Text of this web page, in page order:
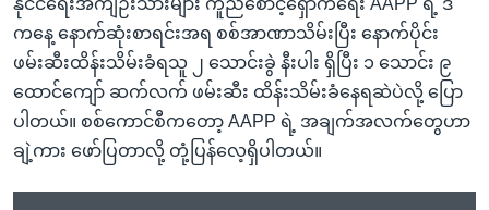
ကနေ့ နောက်ဆုံးစာရင်းအရ စစ်အာဏာသိမ်းပြီး နောက်ပိုင်း
ဖမ်းဆီးထိန်းသိမ်းခံရသူ ၂ သောင်းခွဲ နီးပါး ရှိပြီး ၁ သောင်း ၉
ထောင်ကျော် ဆက်လက် ဖမ်းဆီး ထိန်းသိမ်းခံနေရဆဲပဲလို့ ပြော
ပါတယ်။ စစ်ကောင်စီကတော့ AAPP ရဲ့ အချက်အလက်တွေဟာ
ချဲ့ကား ဖော်ပြတာလို့ တုံ့ပြန်လေ့ရှိပါတယ်။